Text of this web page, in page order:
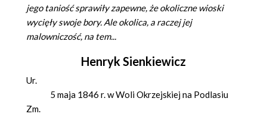
jego taniość sprawiły zapewne, że okoliczne wioski
wycięły swoje bory. Ale okolica, a raczej jej
malowniczość, na tem...
Henryk Sienkiewicz
Ur.
5 maja 1846 r. w Woli Okrzejskiej na Podlasiu
Zm.